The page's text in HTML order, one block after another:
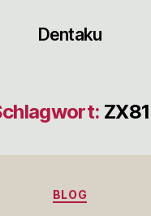
Dentaku
ZX81
Kategorien
BLOG